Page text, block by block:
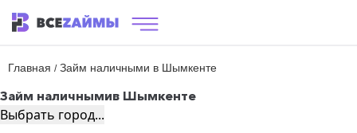
Главная / Займ наличными в Шымкенте
Займ наличнымив Шымкенте
Выбрать город...